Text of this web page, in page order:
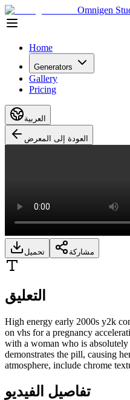
Omnigen
Home
Generators
Gallery
Pricing
العربية
العودة إلى المعرض
تحميل مشاركة
التعليق
High energy early 2000s y2k
on vhs for a pregnancy
with a woman who is absolutely
demonstrates the pill, causing
atmosphere, include chrome
تفاصيل الفيديو